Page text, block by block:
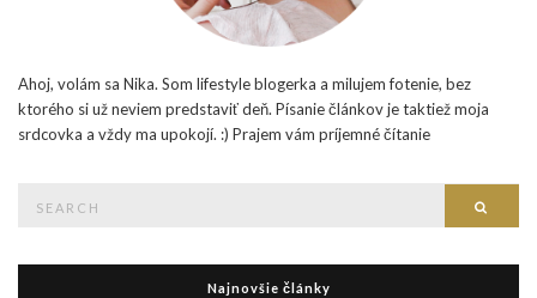
Ahoj, volám sa Nika. Som lifestyle blogerka a milujem fotenie, bez
ktorého si už neviem predstaviť deň. Písanie článkov je taktiež moja
srdcovka a vždy ma upokojí. :) Prajem vám príjemné čítanie
Najnovšie články